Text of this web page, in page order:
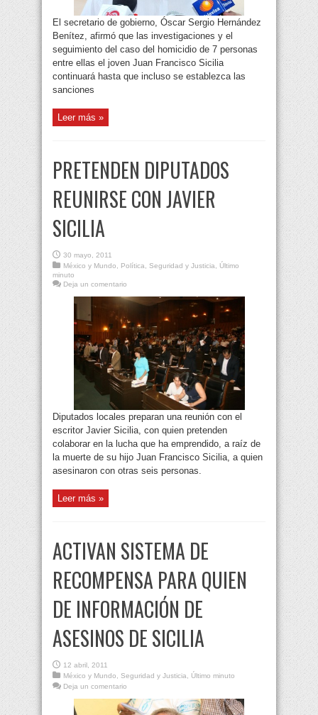
El secretario de gobierno, Óscar Sergio Hernández
Benítez, afirmó que las investigaciones y el
seguimiento del caso del homicidio de 7 personas
entre ellas el joven Juan Francisco Sicilia
continuará hasta que incluso se establezca las
sanciones
Leer más »
PRETENDEN DIPUTADOS
REUNIRSE CON JAVIER
SICILIA
30 mayo, 2011
México y Mundo
Política Seguridad y Justicia
Último
minuto
Deja un comentario
Diputados locales preparan una reunión con el
escritor Javier Sicilia, con quien pretenden
colaborar en la lucha que ha emprendido, a raíz de
la muerte de su hijo Juan Francisco Sicilia, a quien
asesinaron con otras seis personas.
Leer más »
ACTIVAN SISTEMA DE
RECOMPENSA PARA QUIEN
DE INFORMACIÓN DE
ASESINOS DE SICILIA
12 abril, 2011
México y Mundo
Seguridad y Justicia
Último minuto
Deja un comentario